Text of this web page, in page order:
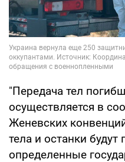
"Передача тел
осуществляется в
Женевских
тела и останки
определенные